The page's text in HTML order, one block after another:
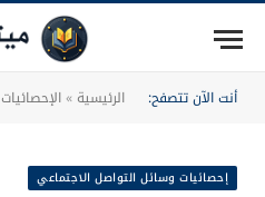
أنت الآن تتصفح: الرئيسية»الإحصائيات
إحصائيات وسائل التواصل الاجتماعي